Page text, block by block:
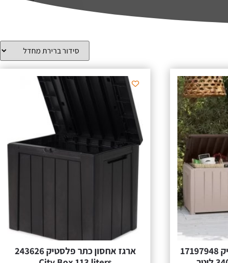
‏ארגז אחסון ‏כתר פלסטיק 17197948
‏ארגז אחסון ‏כתר פלסטיק 243626